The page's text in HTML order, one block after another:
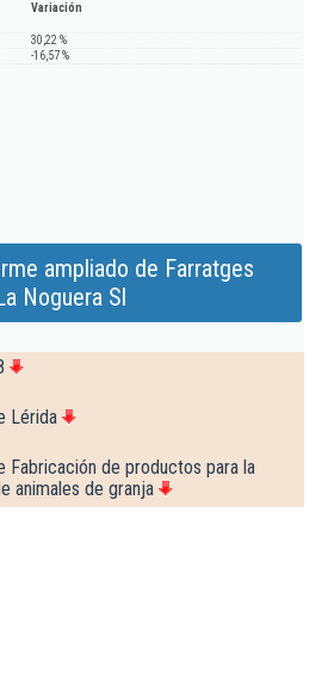
Variación
30,22 %
-16,57 %
ampliado de Farratges
Noguera Sl
Lérida
Fabricación de productos para la
animales de granja